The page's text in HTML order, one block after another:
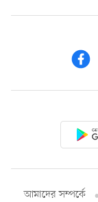
আমাদের সম্পর্কে